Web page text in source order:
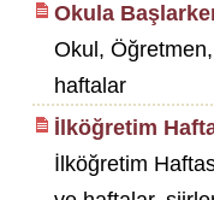
Okula
Okul,
haftalar
İlköğretim
İlköğretim